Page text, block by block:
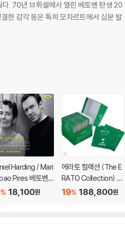
. 70년 브뤼셀에서 열린 베토벤 탄생 20
한 감각 등은 특히 모차르트에서 십분 발
Harding / Mari
Pires 베토벤:
노 협주곡 (Beeth
18,100원
%
에라토 컬렉션 (The E
RATO Collection) [5
0CD 초도한정반]
188,800원
19%